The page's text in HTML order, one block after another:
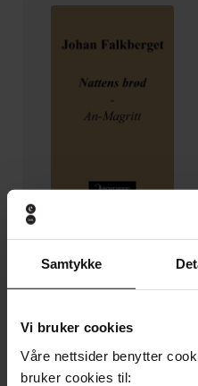
Samtykke
Vi bruker cookies
Våre nettsider benytter
bruker cookies til:
Nattens brød
Johan Falkberget